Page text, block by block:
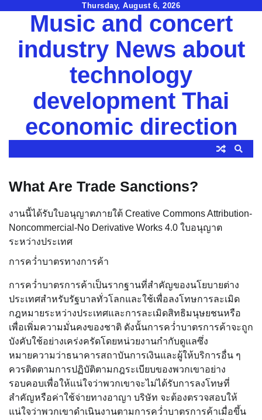
Thursday, August 6, 2026
Music and concert
industry News about
technology
development Thai
economic direction
What Are Trade Sanctions?
งานนี้ได้รับใบอนุญาตภายใต้ Creative Commons Attribution-
Noncommercial-No Derivative Works 4.0 ใบอนุญาต
ระหว่างประเทศ
การคว่ำบาตรทางการค้า
การคว่ำบาตรการค้าเป็นรากฐานที่สำคัญของนโยบายต่าง
ประเทศสำหรับรัฐบาลทั่วโลกและใช้เพื่อลงโทษการละเมิด
กฎหมายระหว่างประเทศและการละเมิดสิทธิมนุษยชนหรือ
เพื่อเพิ่มความมั่นคงของชาติ ดังนั้นการคว่ำบาตรการค้าจะถูก
บังคับใช้อย่างเคร่งครัดโดยหน่วยงานกำกับดูแลซึ่ง
หมายความว่าธนาคารสถาบันการเงินและผู้ให้บริการอื่น ๆ
ควรติดตามการปฏิบัติตามกฎระเบียบของพวกเขาอย่าง
รอบคอบเพื่อให้แน่ใจว่าพวกเขาจะไม่ได้รับการลงโทษที่
สำคัญหรือค่าใช้จ่ายทางอาญา บริษัท จะต้องตรวจสอบให้
แน่ใจว่าพวกเขาดำเนินงานตามการคว่ำบาตรการค้าเมื่อขึ้น